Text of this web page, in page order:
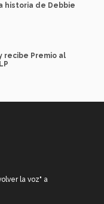
historia de Debbie
recibe Premio al
la voz" a